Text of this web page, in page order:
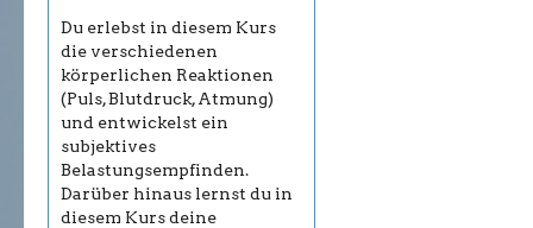
Du erlebst in diesem Kurs
die verschiedenen
körperlichen Reaktionen
(Puls, Blutdruck, Atmung)
und entwickelst ein
subjektives
Belastungsempfinden.
Darüber hinaus lernst du in
diesem Kurs deine